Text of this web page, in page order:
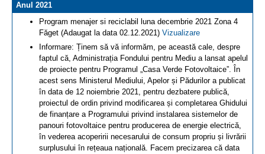
Anul 2021
Program menajer si reciclabil luna decembrie 2021 Zona 4
Făget (Adaugat la data 02.12.2021) Vizualizare
Informare: Ținem să vă informăm, pe această cale, despre
faptul că, Administrația Fondului pentru Mediu a lansat apelul
de proiecte pentru Programul „Casa Verde Fotovoltaice”. În
acest sens Ministerul Mediului, Apelor și Pădurilor a publicat
în data de 12 noiembrie 2021, pentru dezbatere publică,
proiectul de ordin privind modificarea și completarea Ghidului
de finanțare a Programului privind instalarea sistemelor de
panouri fotovoltaice pentru producerea de energie electrică,
în vederea acoperirii necesarului de consum propriu și livrării
surplusului în rețeaua națională. Facem precizarea că data